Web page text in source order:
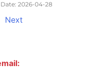
Date: 2026-04-28
Next